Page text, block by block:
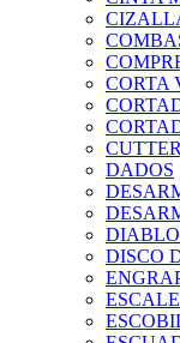
CORTA
CUTTER
DADOS
DIABLO
DISCO